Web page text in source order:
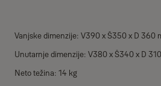
Vanjske dimenzije: V390 x Š350 x D 360
Unutarnje dimenzije: V380 x Š340 x D
Neto težina: 14 kg